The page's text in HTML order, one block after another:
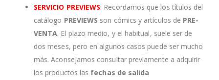
SERVICIO PREVIEWS: Recordamos que los títulos del
catálogo PREVIEWS son cómics y artículos de PRE-
VENTA. El plazo medio, y el habitual, suele ser de
dos meses, pero en algunos casos puede ser mucho
más. Aconsejamos consultar previamente a adquirir
los productos las fechas de salida